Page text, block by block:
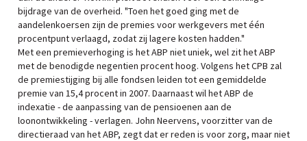
bijdrage van de overheid. "Toen het goed ging met de
aandelenkoersen zijn de premies voor werkgevers met één
procentpunt verlaagd, zodat zij lagere kosten hadden."
Met een premieverhoging is het ABP niet uniek, wel zit het ABP
met de benodigde negentien procent hoog. Volgens het CPB zal
de premiestijging bij alle fondsen leiden tot een gemiddelde
premie van 15,4 procent in 2007. Daarnaast wil het ABP de
indexatie - de aanpassing van de pensioenen aan de
loonontwikkeling - verlagen. John Neervens, voorzitter van de
directieraad van het ABP, zegt dat er reden is voor zorg, maar niet